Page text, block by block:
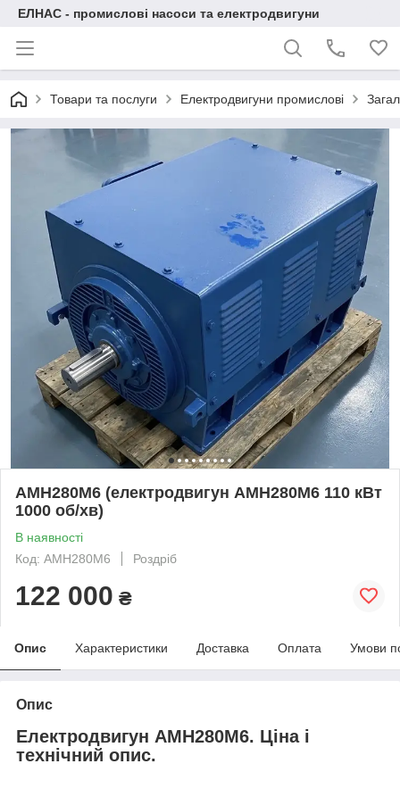
ЕЛНАС - промислові насоси та електродвигуни
Товари та послуги Електродвигуни промислові
АМН280М6 (електродвигун АМН280М6 110 кВт
1000 об/хв)
В наявності
Код: АМН280М6
Роздріб
122 000 ₴
Опис Характеристики Доставка Оплата Умови
Опис
Електродвигун АМН280М6. Ціна і
технічний опис.